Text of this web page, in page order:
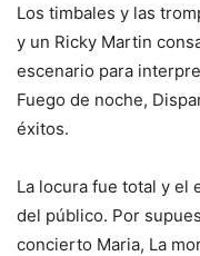
Los timbales y las
y un Ricky Martin
escenario para
Fuego de noche,
éxitos.
La locura fue total y el
del público. Por
concierto Maria, La